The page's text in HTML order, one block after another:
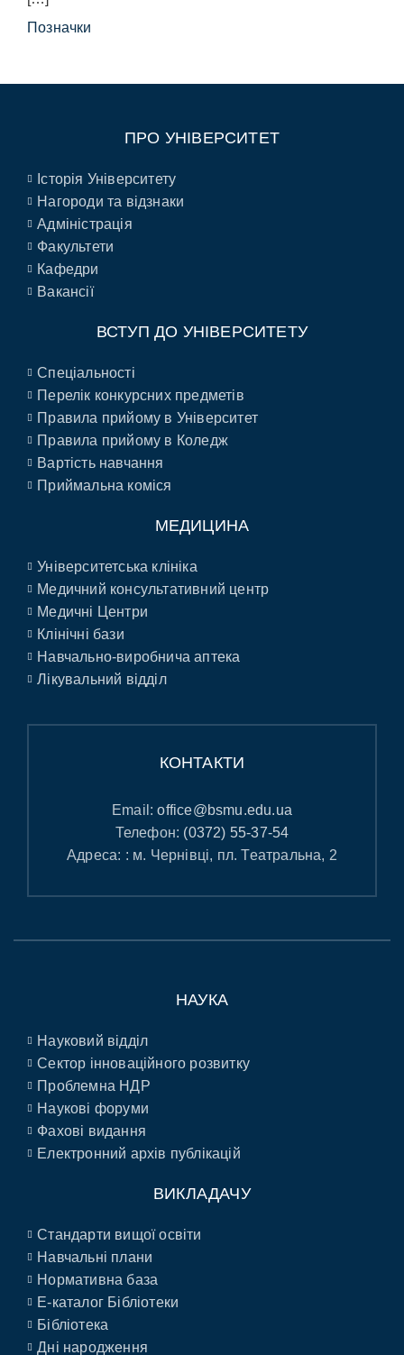
Позначки
ПРО УНІВЕРСИТЕТ
Історія Університету
Нагороди та відзнаки
Адміністрація
Факультети
Кафедри
Вакансії
ВСТУП ДО УНІВЕРСИТЕТУ
Спеціальності
Перелік конкурсних предметів
Правила прийому в Університет
Правила прийому в Коледж
Вартість навчання
Приймальна коміся
МЕДИЦИНА
Університетська клініка
Медичний консультативний центр
Медичні Центри
Клінічні бази
Навчально-виробнича аптека
Лікувальний відділ
КОНТАКТИ
Email:office@bsmu.edu.ua
Телефон: (0372) 55-37-54
Адреса: : м. Чернівці, пл. Театральна, 2
НАУКА
Науковий відділ
Сектор інноваційного розвитку
Проблемна НДР
Наукові форуми
Фахові видання
Електронний архів публікацій
ВИКЛАДАЧУ
Стандарти вищої освіти
Навчальні плани
Нормативна база
E-каталог Бібліотеки
Бібліотека
Дні народження